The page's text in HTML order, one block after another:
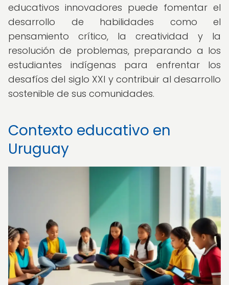
educativos innovadores puede fomentar el
desarrollo de habilidades como el
pensamiento crítico, la creatividad y la
resolución de problemas, preparando a los
estudiantes indígenas para enfrentar los
desafíos del siglo XXI y contribuir al desarrollo
sostenible de sus comunidades.
Contexto educativo en
Uruguay